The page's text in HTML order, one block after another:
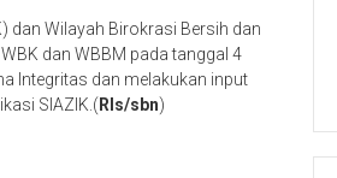
dan Wilayah Birokrasi Bersih dan
dan WBBM pada tanggal 4
Integritas dan melakukan input
SIAZIK.( Rls/sbn)